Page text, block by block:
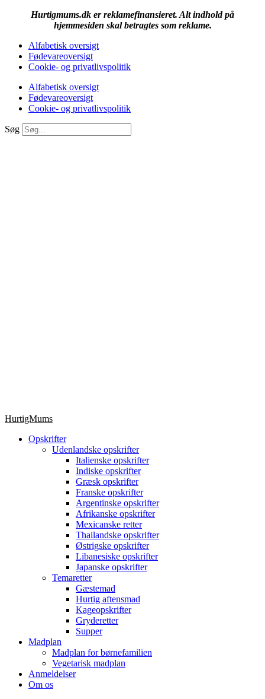
Hurtigmums.dk er reklamefinansieret. Alt indhold på
hjemmesiden skal betragtes som reklame.
Alfabetisk oversigt
Fødevareoversigt
Cookie- og privatlivspolitik
Alfabetisk oversigt
Fødevareoversigt
Cookie- og privatlivspolitik
Søg
HurtigMums
Opskrifter
Udenlandske opskrifter
Italienske opskrifter
Indiske opskrifter
Græsk opskrifter
Franske opskrifter
Argentinske opskrifter
Afrikanske opskrifter
Mexicanske retter
Thailandske opskrifter
Østrigske opskrifter
Libanesiske opskrifter
Japanske opskrifter
Temaretter
Gæstemad
Hurtig aftensmad
Kageopskrifter
Gryderetter
Supper
Madplan
Madplan for børnefamilien
Vegetarisk madplan
Anmeldelser
Om os